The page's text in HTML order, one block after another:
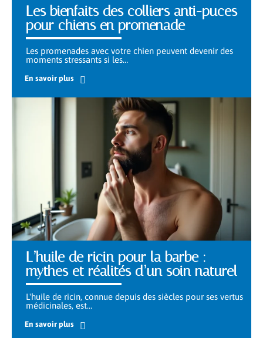
Les bienfaits des colliers anti-puces
pour chiens en promenade
Les promenades avec votre chien peuvent devenir des
moments stressants si les…
En savoir plus
L’huile de ricin pour la barbe :
mythes et réalités d’un soin naturel
L'huile de ricin, connue depuis des siècles pour ses vertus
médicinales, est…
En savoir plus